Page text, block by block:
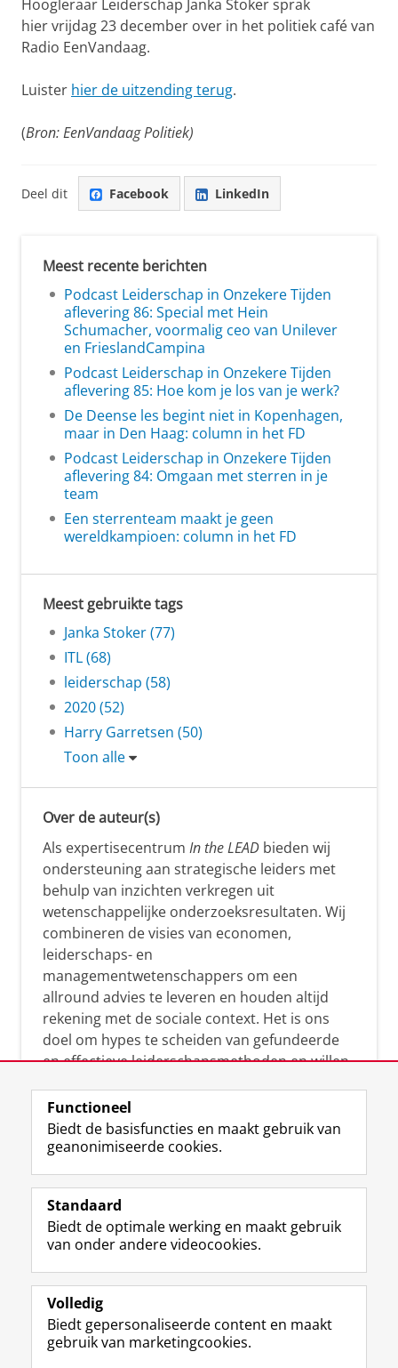
Hoogleraar Leiderschap Janka Stoker sprak
hier vrijdag 23 december over in het politiek café van
Radio EenVandaag.
Luister hier de uitzending terug.
(Bron: EenVandaag Politiek)
Deel dit Facebook LinkedIn
Meest recente berichten
Podcast Leiderschap in Onzekere Tijden
aflevering 86: Special met Hein
Schumacher, voormalig ceo van Unilever
en FrieslandCampina
Podcast Leiderschap in Onzekere Tijden
aflevering 85: Hoe kom je los van je werk?
De Deense les begint niet in Kopenhagen,
maar in Den Haag: column in het FD
Podcast Leiderschap in Onzekere Tijden
aflevering 84: Omgaan met sterren in je
team
Een sterrenteam maakt je geen
wereldkampioen: column in het FD
Meest gebruikte tags
Janka Stoker (77)
ITL (68)
leiderschap (58)
2020 (52)
Harry Garretsen (50)
Toon alle
Over de auteur(s)
Als expertisecentrum In the LEAD bieden wij
ondersteuning aan strategische leiders met
behulp van inzichten verkregen uit
wetenschappelijke onderzoeksresultaten. Wij
combineren de visies van economen,
leiderschaps- en
managementwetenschappers om een
allround advies te leveren en houden altijd
rekening met de sociale context. Het is ons
doel om hypes te scheiden van gefundeerde
en effectieve leiderschapsmethoden en willen
manier te reageren op economische en
maatschappelijke kwesties. Samen tillen wij
het leiderschap in uw organisatie naar een
i
Functioneel
Biedt de basisfuncties en maakt gebruik van
geanonimiseerde cookies.
Standaard
Biedt de optimale werking en maakt gebruik
van onder andere videocookies.
Volledig
Biedt gepersonaliseerde content en maakt
gebruik van marketingcookies.